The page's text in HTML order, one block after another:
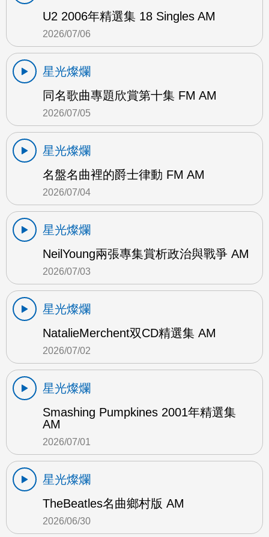
U2 2006年精選集 18 Singles AM
2026/07/06
星光燦爛
同名歌曲專題欣賞第十集 FM AM
2026/07/05
星光燦爛
名盤名曲裡的爵士律動 FM AM
2026/07/04
星光燦爛
NeilYoung兩張專集賞析政治與戰爭 AM
2026/07/03
星光燦爛
NatalieMerchent双CD精選集 AM
2026/07/02
星光燦爛
Smashing Pumpkines 2001年精選集
AM
2026/07/01
星光燦爛
TheBeatles名曲鄉村版 AM
2026/06/30